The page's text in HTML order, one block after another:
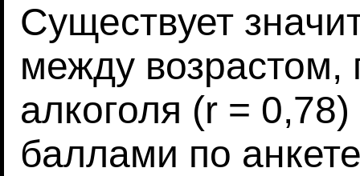
Существует
между возрастом,
алкоголя (r =
баллами по